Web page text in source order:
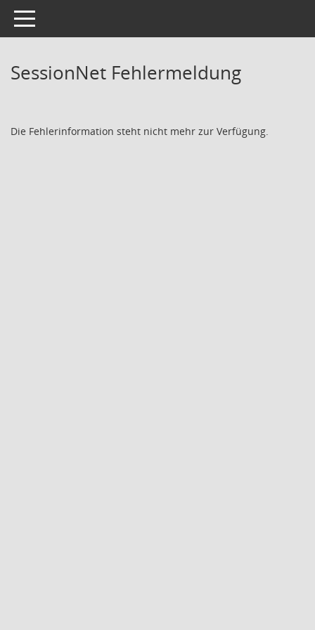
Toggle navigation
SessionNet Fehlermeldung
Die Fehlerinformation steht nicht mehr zur Verfügung.